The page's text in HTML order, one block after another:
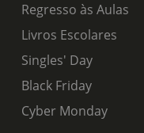
Regresso às Aulas
Livros Escolares
Singles' Day
Black Friday
Cyber Monday